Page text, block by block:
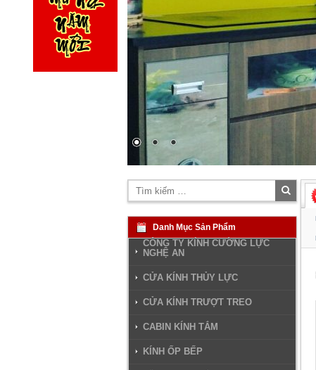
Tìm
kiếm
Danh Mục Sản Phẩm
CÔNG TY KÍNH CƯỜNG LỰC
NGHỆ AN
CỬA KÍNH THỦY LỰC
CỬA KÍNH TRƯỢT TREO
CABIN KÍNH TẮM
KÍNH ỐP BẾP